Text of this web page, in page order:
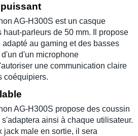
AG-H300S est un casque
haut-parleurs de 50 mm. Il propose
au gaming et des basses
d'un microphone
une communication claire
coéquipiers.
AG-H300S propose des coussin
ainsi à chaque utilisateur.
jack male en sortie, il sera